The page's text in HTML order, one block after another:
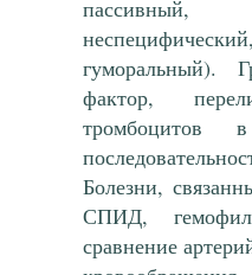
пассивный,
гуморальный).
фактор,
тромбоцитов
Болезни,
СПИД,
сравнение